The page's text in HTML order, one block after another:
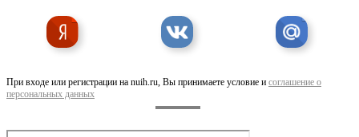
При входе или регистрации на nuih.ru, Вы принимаете условие и соглашение о
персональных данных